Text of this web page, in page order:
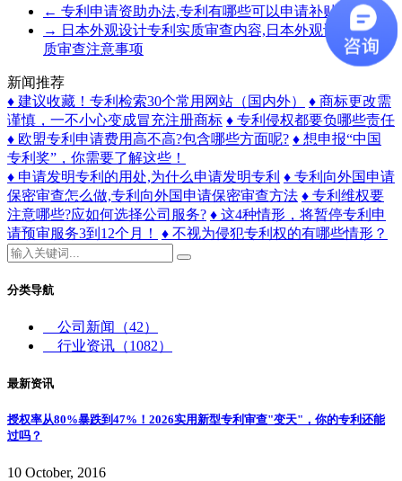
← 专利申请资助办法,专利有哪些可以申请补贴
→ 日本外观设计专利实质审查内容,日本外观设计专利实
质审查注意事项
新闻推荐
♦ 建议收藏！专利检索30个常用网站（国内外）
♦ 商标更改需
谨慎，一不小心变成冒充注册商标 ♦ 专利侵权都要负哪些责任
♦ 欧盟专利申请费用高不高?包含哪些方面呢? ♦ 想申报“中国
专利奖”，你需要了解这些！
♦ 申请发明专利的用处,为什么申请发明专利 ♦ ​专利向外国申请
保密审查怎么做,专利向外国申请保密审查方法 ♦ 专利维权要
注意哪些?应如何选择公司服务? ♦ 这4种情形，将暂停专利申
请预审服务3到12个月！
♦ 不视为侵犯专利权的有哪些情形？
分类导航
公司新闻
（42）
行业资讯 （1082）
最新资讯
授权率从80%暴跌到47%！2026实用新型专利审查"变天"，你的专利还能
过吗？
10 October, 2016